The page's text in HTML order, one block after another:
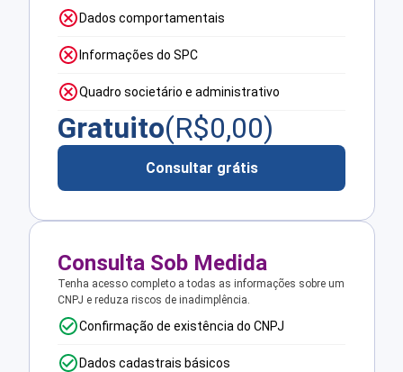
Dados comportamentais
Informações do SPC
Quadro societário e administrativo
Gratuito(R$0,00)
Consultar grátis
Consulta Sob Medida
Tenha acesso completo a todas as informações sobre um
CNPJ e reduza riscos de inadimplência.
Confirmação de existência do CNPJ
Dados cadastrais básicos